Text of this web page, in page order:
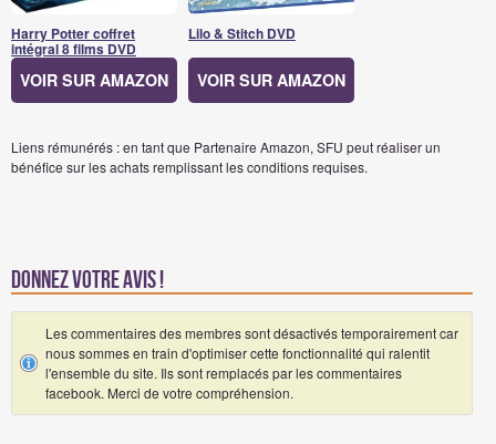
Harry Potter coffret
intégral 8 films DVD
VOIR SUR AMAZON
Lilo & Stitch DVD
VOIR SUR AMAZON
Liens rémunérés : en tant que Partenaire Amazon, SFU peut réaliser un
bénéfice sur les achats remplissant les conditions requises.
Donnez votre avis !
Les commentaires des membres sont désactivés temporairement car
nous sommes en train d'optimiser cette fonctionnalité qui ralentit
l'ensemble du site. Ils sont remplacés par les commentaires
facebook. Merci de votre compréhension.